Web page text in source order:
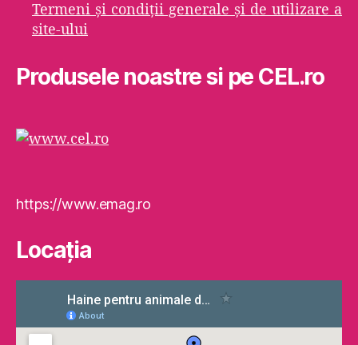
Termeni şi condiţii generale şi de utilizare a
site-ului
Produsele noastre si pe CEL.ro
https://www.emag.ro
Locaţia